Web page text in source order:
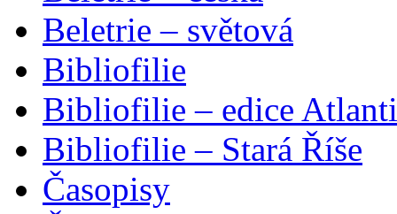
Beletrie – světová
Bibliofilie
Bibliofilie – edice
Bibliofilie – Stará Říše
Časopisy